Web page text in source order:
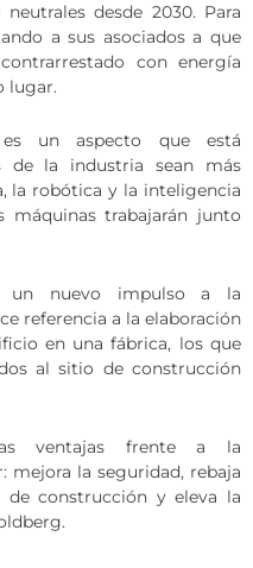
desde 2030. Para
a sus asociados a que
con energía
lugar.
un aspecto que está
de la industria sean más
la robótica y la inteligencia
máquinas trabajarán junto
un nuevo impulso a la
referencia a la elaboración
en una fábrica, los que
al sitio de construcción
ventajas frente a la
la seguridad, rebaja
construcción y eleva la